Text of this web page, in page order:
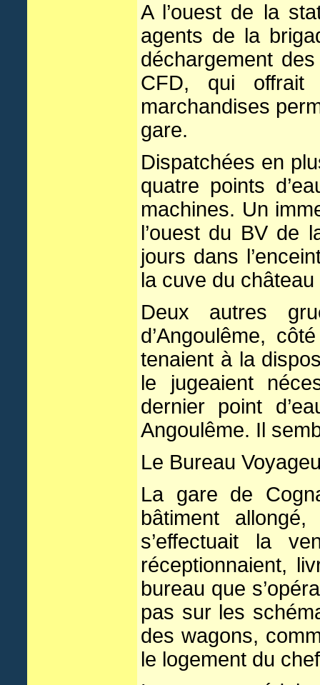
A l’ouest de la
agents de la
déchargement
CFD, qui offrait
marchandises
gare.
Dispatchées en
quatre points
machines. Un
l’ouest du BV de
jours dans
la cuve du château
Deux autres
d’Angoulême,
tenaient à la
le jugeaient
dernier point
Angoulême. Il
Le Bureau
La gare de
bâtiment
s’effectuait la
réceptionnaient,
bureau que
pas sur les
des wagons,
le logement du